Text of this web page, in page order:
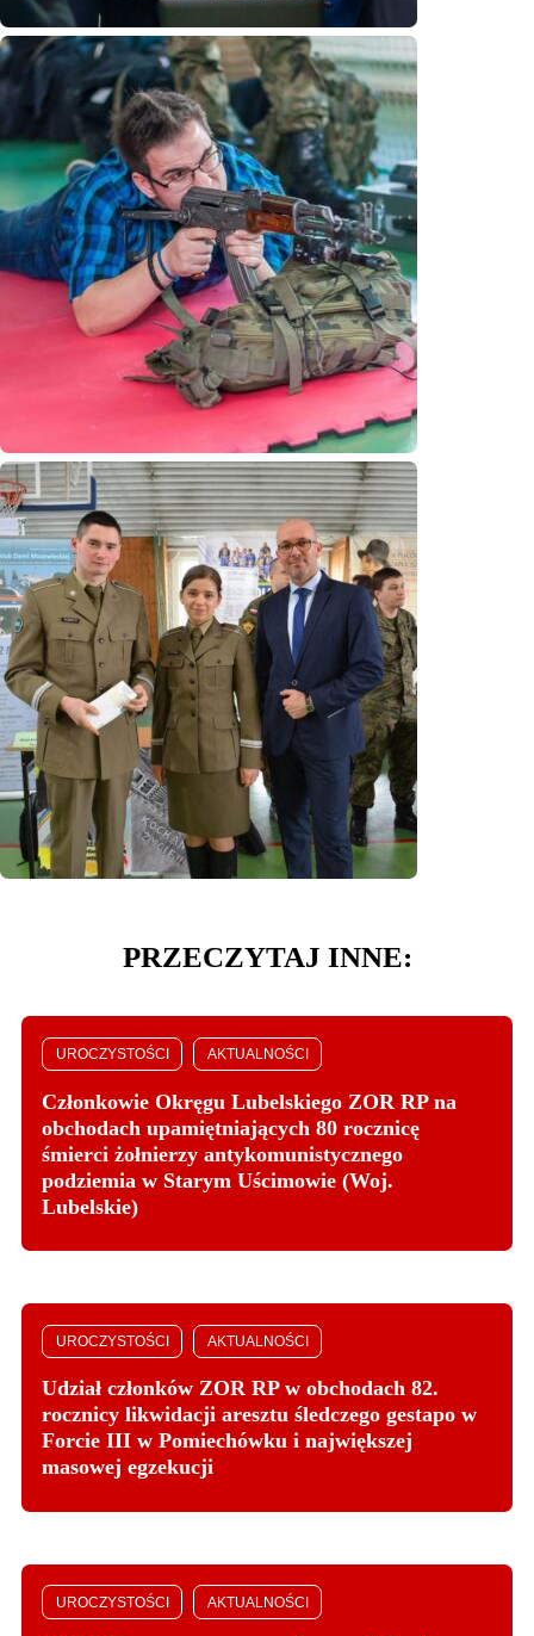
PRZECZYTAJ INNE:
UROCZYSTOŚCI AKTUALNOŚCI
Członkowie Okręgu Lubelskiego ZOR RP na
obchodach upamiętniających 80 rocznicę
śmierci żołnierzy antykomunistycznego
podziemia w Starym Uścimowie (Woj.
Lubelskie)
UROCZYSTOŚCI AKTUALNOŚCI
Udział członków ZOR RP w obchodach 82.
rocznicy likwidacji aresztu śledczego gestapo w
Forcie III w Pomiechówku i największej
masowej egzekucji
UROCZYSTOŚCI AKTUALNOŚCI